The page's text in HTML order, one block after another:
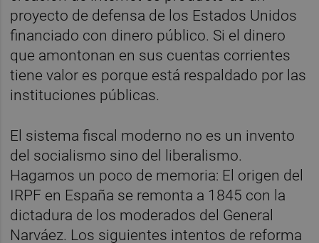
proyecto de defensa de los Estados Unidos
financiado con dinero público. Si el dinero
que amontonan en sus cuentas corrientes
tiene valor es porque está respaldado por las
instituciones públicas.
El sistema fiscal moderno no es un invento
del socialismo sino del liberalismo.
Hagamos un poco de memoria: El origen del
IRPF en España se remonta a 1845 con la
dictadura de los moderados del General
Narváez. Los siguientes intentos de reforma